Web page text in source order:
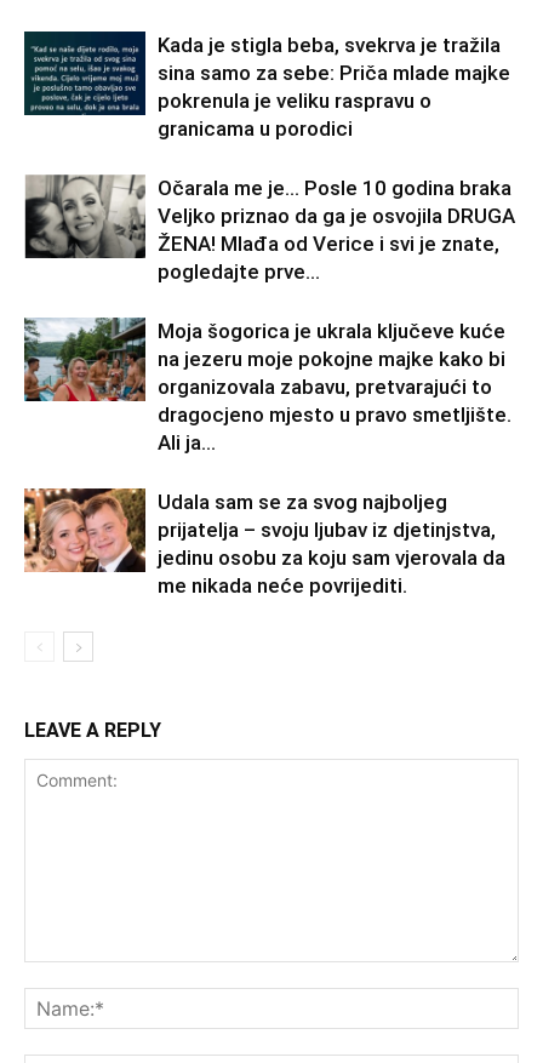
Kada je stigla beba, svekrva je tražila
sina samo za sebe: Priča mlade majke
pokrenula je veliku raspravu o
granicama u porodici
Očarala me je… Posle 10 godina braka
Veljko priznao da ga je osvojila DRUGA
ŽENA! Mlađa od Verice i svi je znate,
pogledajte prve...
Moja šogorica je ukrala ključeve kuće
na jezeru moje pokojne majke kako bi
organizovala zabavu, pretvarajući to
dragocjeno mjesto u pravo smetljište.
Ali ja...
Udala sam se za svog najboljeg
prijatelja – svoju ljubav iz djetinjstva,
jedinu osobu za koju sam vjerovala da
me nikada neće povrijediti.
LEAVE A REPLY